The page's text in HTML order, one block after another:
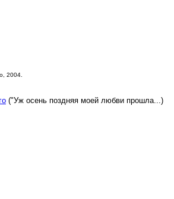
2004.
("Уж осень поздняя моей любви прошла...)